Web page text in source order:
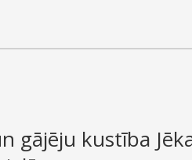
gājēju kustība